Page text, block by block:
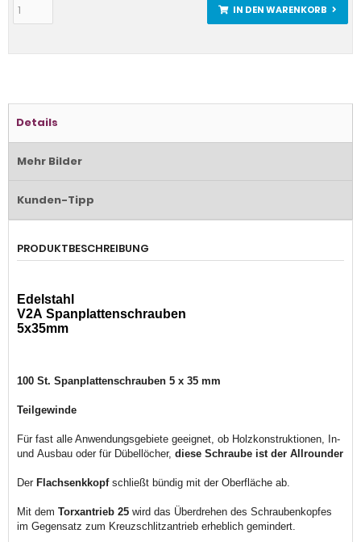
IN DEN WARENKORB
Details
Mehr Bilder
Kunden-Tipp
PRODUKTBESCHREIBUNG
Edelstahl
V2A Spanplattenschrauben
5x35mm
100 St. Spanplattenschrauben 5 x 35 mm
Teilgewinde
Für fast alle Anwendungsgebiete geeignet, ob Holzkonstruktionen, In-
und Ausbau oder für Dübellöcher, diese Schraube ist der Allrounder
Der Flachsenkkopfschließt bündig mit der Oberfläche ab.
Mit dem Torxantrieb 25 wird das Überdrehen des Schraubenkopfes
im Gegensatz zum Kreuzschlitzantrieb erheblich gemindert.